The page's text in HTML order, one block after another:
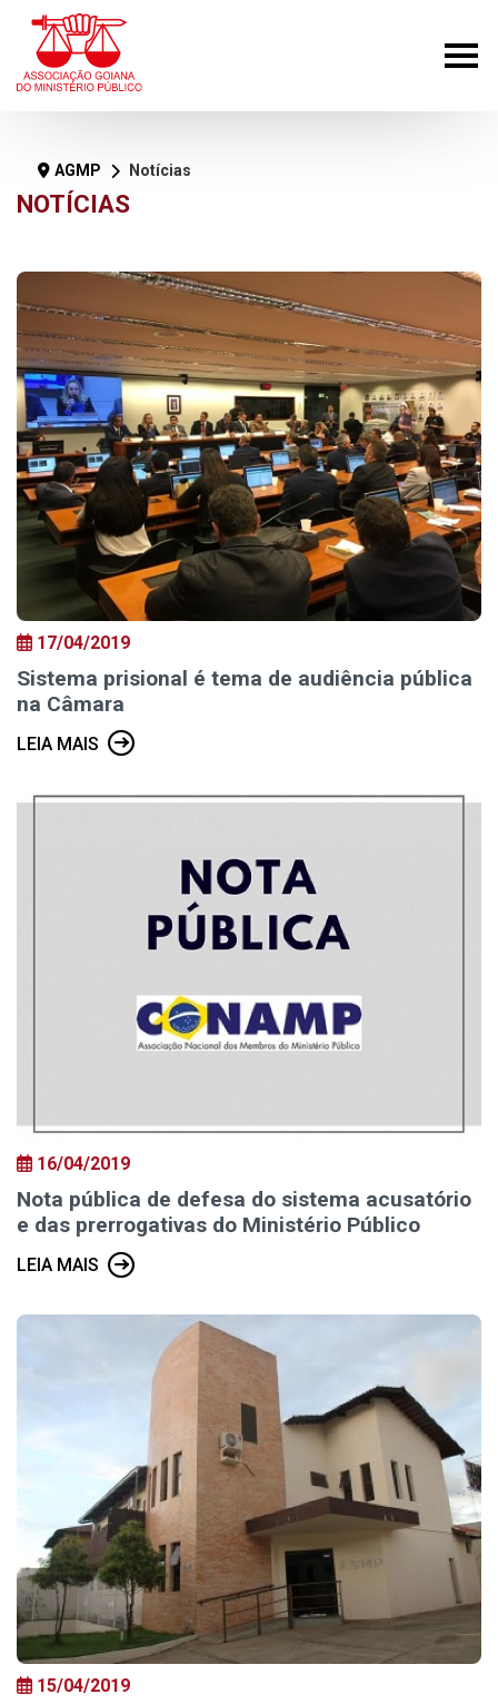
NOTÍCIAS
AGMP Notícias
17/04/2019
Sistema prisional é tema de audiência pública
na Câmara
LEIA MAIS
16/04/2019
Nota pública de defesa do sistema acusatório
e das prerrogativas do Ministério Público
LEIA MAIS
15/04/2019